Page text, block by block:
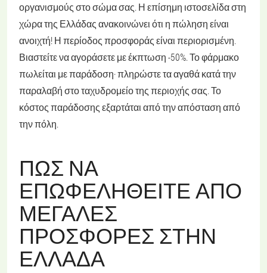
οργανισμούς στο σώμα σας. Η επίσημη ιστοσελίδα στη
χώρα της Ελλάδας ανακοινώνει ότι η πώληση είναι
ανοιχτή! Η περίοδος προσφοράς είναι περιορισμένη.
Βιαστείτε να αγοράσετε με έκπτωση -50%. Το φάρμακο
πωλείται με παράδοση· πληρώστε τα αγαθά κατά την
παραλαβή στο ταχυδρομείο της περιοχής σας. Το
κόστος παράδοσης εξαρτάται από την απόσταση από
την πόλη.
ΠΏΣ ΝΑ
ΕΠΩΦΕΛΗΘΕΊΤΕ ΑΠΌ
ΜΕΓΆΛΕΣ
ΠΡΟΣΦΟΡΈΣ ΣΤΗΝ
ΕΛΛΆΔΑ